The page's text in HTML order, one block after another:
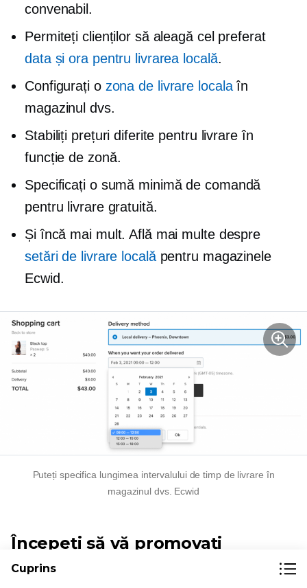
convenabil.
Permiteți clienților să aleagă cel preferat
data și ora pentru livrarea locală.
Configurați o zona de livrare localaîn
magazinul dvs.
Stabiliți prețuri diferite pentru livrare în
funcție de zonă.
Specificați o sumă minimă de comandă
pentru livrare gratuită.
Și încă mai mult. Află mai multe despre
setări de livrare localăpentru magazinele
Ecwid.
Puteți specifica lungimea intervalului de timp de livrare în
magazinul dvs. Ecwid
Începeți să vă promovați
afacerea la nivel local
Cuprins